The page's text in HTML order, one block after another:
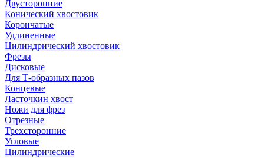
Двусторонние
Конический хвостовик
Корончатые
Удлиненные
Цилиндрический хвостовик
Фрезы
Дисковые
Для Т-образных пазов
Концевые
Ласточкин хвост
Ножи для фрез
Отрезные
Трехсторонние
Угловые
Цилиндрические